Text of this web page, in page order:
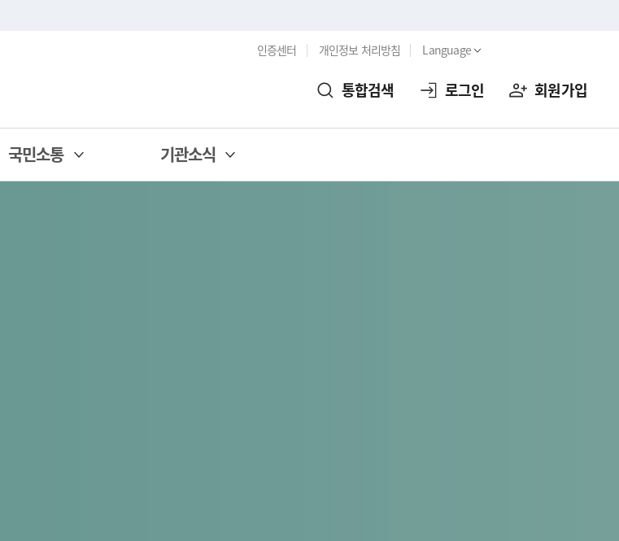
인증센터 개인정보 처리방침 Language
통합검색 로그인 회원가입
국민소통 기관소식